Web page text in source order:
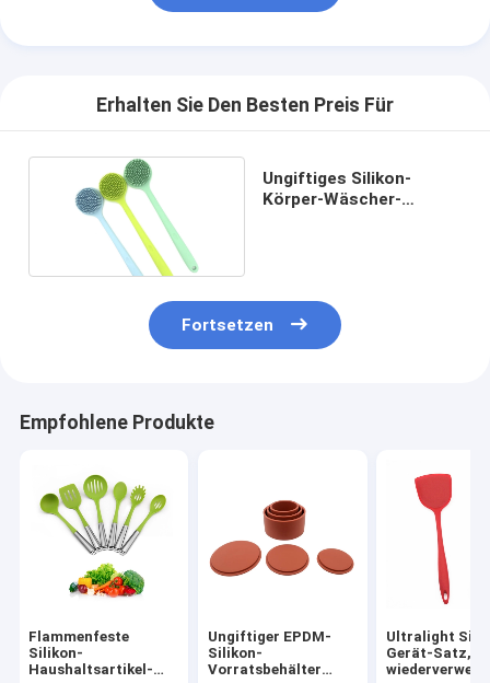
Erhalten Sie Den Besten Preis Für
Ungiftiges Silikon-
Körper-Wäscher-
Fortsetzen
Empfohlene Produkte
Flammenfeste
Silikon-
Haushaltsartikel-
Ungiftiger EPDM-
Silikon-
Vorratsbehälter
Ultralight
Gerät-Satz,